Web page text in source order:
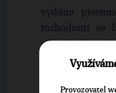
vydáno
rozhodnutí se
odvolat k
odkladný
Provozovatel